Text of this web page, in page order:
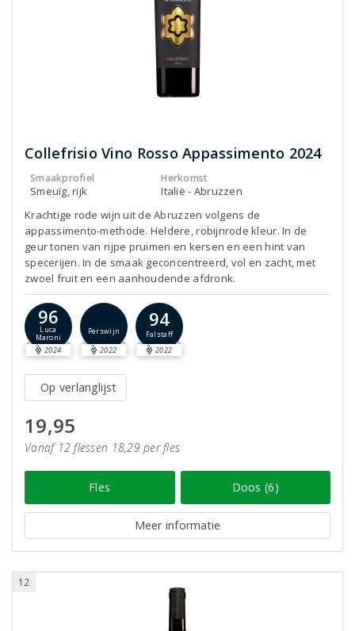
Collefrisio Vino Rosso Appassimento 2024
Smaakprofiel
Smeuïg, rijk
Herkomst
Italië - Abruzzen
Krachtige rode wijn uit de Abruzzen volgens de
appassimento-methode. Heldere, robijnrode kleur. In de
geur tonen van rijpe pruimen en kersen en een hint van
specerijen. In de smaak geconcentreerd, vol en zacht, met
zwoel fruit en een aanhoudende afdronk.
96
Luca
Maroni
2024
Perswijn
2022
94
Falstaff
2022
Op verlanglijst
19,95
Vanaf 12 flessen 18,29 per fles
Fles Doos (6)
Meer informatie
12